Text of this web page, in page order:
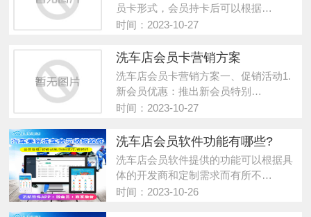
员卡形式，会员持卡后可以根据…
时间：2023-10-27
洗车店会员卡营销方案
洗车店会员卡营销方案一、促销活动1.
新会员优惠：推出新会员特别…
时间：2023-10-27
洗车店会员软件功能有哪些?
洗车店会员软件提供的功能可以根据具
体的开发商和定制需求而有所不…
时间：2023-10-26